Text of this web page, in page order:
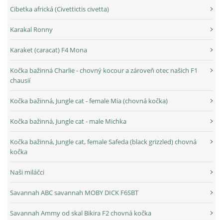
Cibetka africká (Civettictis civetta)
Karakal Ronny
Karaket (caracat) F4 Mona
Kočka bažinná Charlie - chovný kocour a zároveň otec našich F1
chausií
Kočka bažinná, Jungle cat - female Mia (chovná kočka)
Kočka bažinná, Jungle cat - male Michka
Kočka bažinná, Jungle cat, female Safeda (black grizzled) chovná
kočka
Naši miláčci
Savannah ABC savannah MOBY DICK F6SBT
Savannah Ammy od skal Bikira F2 chovná kočka